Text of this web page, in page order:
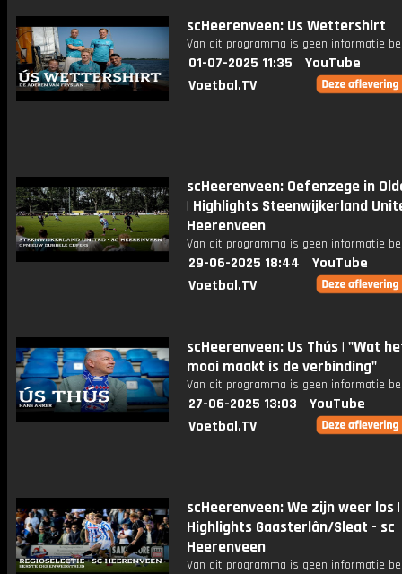
scHeerenveen: Us Wettershirt
Van dit programma is geen informatie
01-07-2025 11:35
YouTube
Voetbal.TV
scHeerenveen: Oefenzege in
| Highlights Steenwijkerland
Heerenveen
Van dit programma is geen informatie
29-06-2025 18:44
YouTube
Voetbal.TV
scHeerenveen: Us Thús | "Wat
mooi maakt is de verbinding"
Van dit programma is geen informatie
27-06-2025 13:03
YouTube
Voetbal.TV
scHeerenveen: We zijn weer los |
Highlights Gaasterlân/Sleat - sc
Heerenveen
Van dit programma is geen informatie